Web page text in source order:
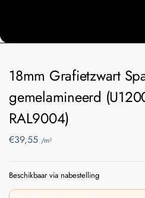
18mm Grafietzwart
gemelamineerd
RAL9004)
€39,55 /m²
Beschikbaar via nabestelling